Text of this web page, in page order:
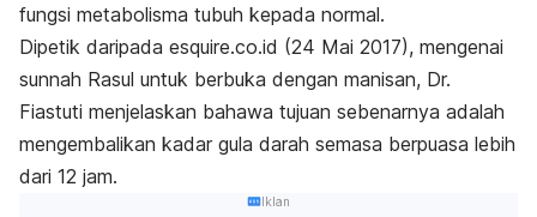
fungsi metabolisma tubuh kepada normal.
Dipetik daripada esquire.co.id (24 Mai 2017), mengenai
sunnah Rasul untuk berbuka dengan manisan, Dr.
Fiastuti menjelaskan bahawa tujuan sebenarnya adalah
mengembalikan kadar gula darah semasa berpuasa lebih
dari 12 jam.
Iklan